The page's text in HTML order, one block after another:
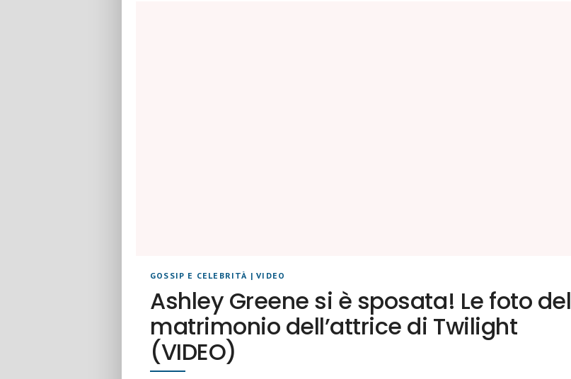
GOSSIP E CELEBRITÀ |VIDEO
Ashley Greene si è sposata! Le foto del
matrimonio dell’attrice di Twilight
(VIDEO)